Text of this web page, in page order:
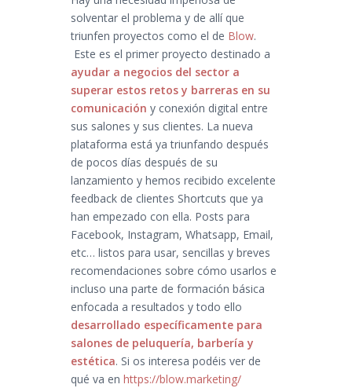
solventar el problema y de allí que
triunfen proyectos como el de Blow.
Este es el primer proyecto destinado a
ayudar a negocios del sector a
superar estos retos y barreras en su
comunicación y conexión digital entre
sus salones y sus clientes. La nueva
plataforma está ya triunfando después
de pocos días después de su
lanzamiento y hemos recibido excelente
feedback de clientes Shortcuts que ya
han empezado con ella. Posts para
Facebook, Instagram, Whatsapp, Email,
etc… listos para usar, sencillas y breves
recomendaciones sobre cómo usarlos e
incluso una parte de formación básica
enfocada a resultados y todo ello
desarrollado específicamente para
salones de peluquería, barbería y
estética. Si os interesa podéis ver de
qué va en https://blow.marketing/